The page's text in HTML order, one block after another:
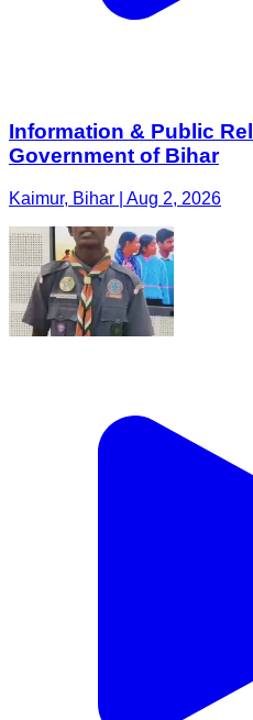
Information & Public
Government of Bihar
Kaimur, Bihar | Aug 2, 2026